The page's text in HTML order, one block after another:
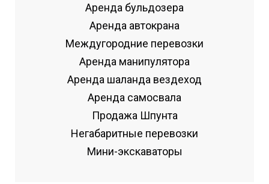
Аренда бульдозера
Аренда автокрана
Междугородние перевозки
Аренда манипулятора
Аренда шаланда вездеход
Аренда самосвала
Продажа Шпунта
Негабаритные перевозки
Мини-экскаваторы